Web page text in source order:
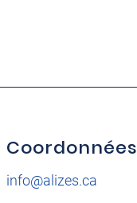
Coordonnées
info@alizes.ca